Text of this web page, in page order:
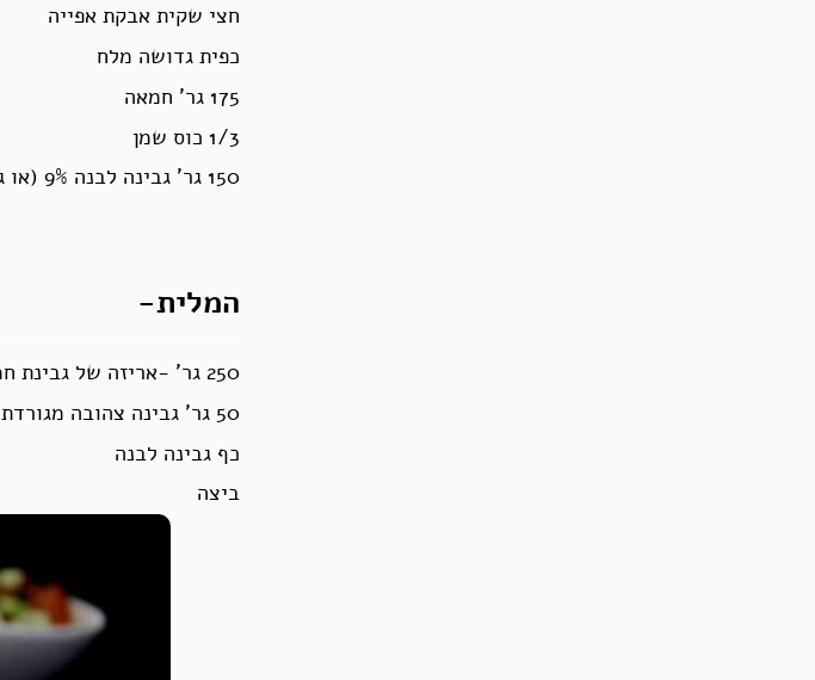
חצי שקית אבקת אפייה
כפית גדושה מלח
175 גר’ חמאה
1/3 כוס שמן
150 גר’ גבינה לבנה 9% (או גביע שמנת חמוצה 200 מ”ל)
המלית-
250 גר’ -אריזה של גבינת חמד /צפתית
50 גר’ גבינה צהובה מגורדת
כף גבינה לבנה
ביצה